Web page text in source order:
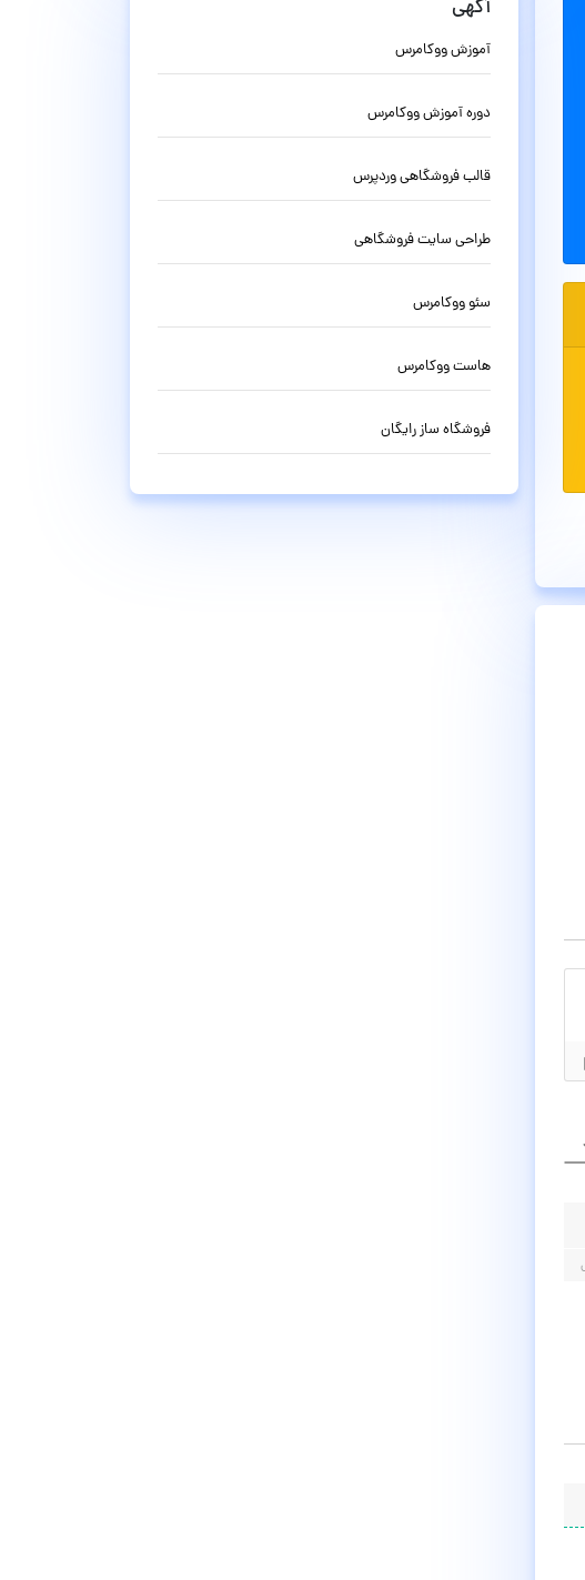
آگهی
آموزش ووکامرس
دوره آموزش ووکامرس
قالب فروشگاهی وردپرس
طراحی سایت فروشگاهی
سئو ووکامرس
هاست ووکامرس
فروشگاه ساز رایگان